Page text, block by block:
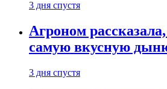
3 дня спустя
Агроном
самую вкусную
3 дня спустя